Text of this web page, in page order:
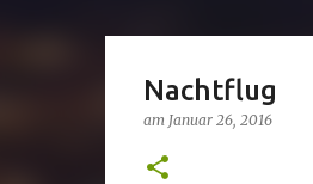
Nachtflug
am Januar 26, 2016